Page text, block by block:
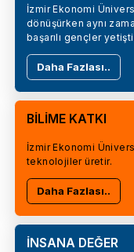
İzmir Ekonomi
dönüşürken aynı
başarılı gençler
Daha Fazlası..
BİLİME KATKI
İzmir Ekonomi
teknolojiler üretir.
Daha Fazlası..
İNSANA DEĞER